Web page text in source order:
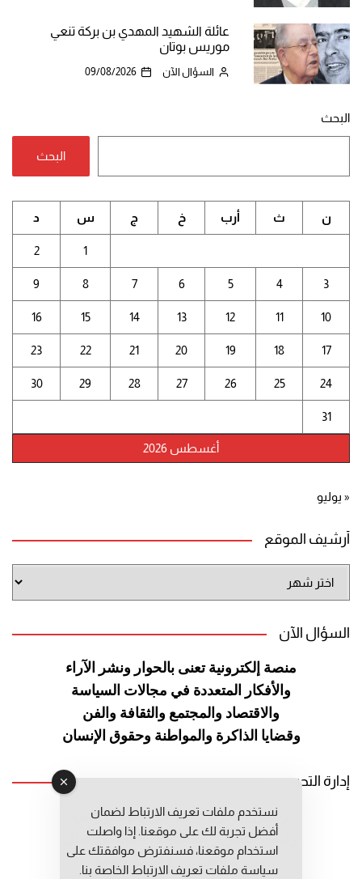
عائلة الشهيد المهدي بن بركة تنعي
موريس بوتان
السؤال الآن 09/08/2026
البحث
البحث
أغسطس 2026
ن ث أرب خ ج س د
1
2
3
4
5
6
7
8
9
10
11
12
13
14
15
16
17
18
19
20
21
22
23
24
25
26
27
28
29
30
31
« يوليو
أرشيف الموقع
الموقع
السؤال الآن
منصة إلكترونية تعنى بالحوار ونشر الآراء
والأفكار المتعددة في مجالات السياسة
والاقتصاد والمجتمع والثقافة والفن
وقضايا الذاكرة والمواطنة وحقوق الإنسان
إدارة التحرير
رئيس التحرير: عبد الرحيم التوراني
رئيس التحرير المساعد: المعطي قبال
مديرة التحرير: فاطمة حوحو
نستخدم ملفات تعريف الارتباط لضمان
أفضل تجربة لك على موقعنا. إذا واصلت
استخدام موقعنا، فسنفترض موافقتك على
سياسة ملفات تعريف الارتباط الخاصة بنا.